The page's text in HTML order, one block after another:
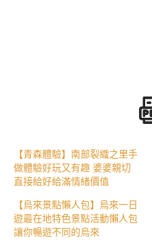
【青森體驗】南部裂織之里手
做體驗好玩又有趣 婆婆親切
直接給好給滿情緒價值
【烏來景點懶人包】烏來一日
遊最在地特色景點活動懶人包
讓你暢遊不同的烏來